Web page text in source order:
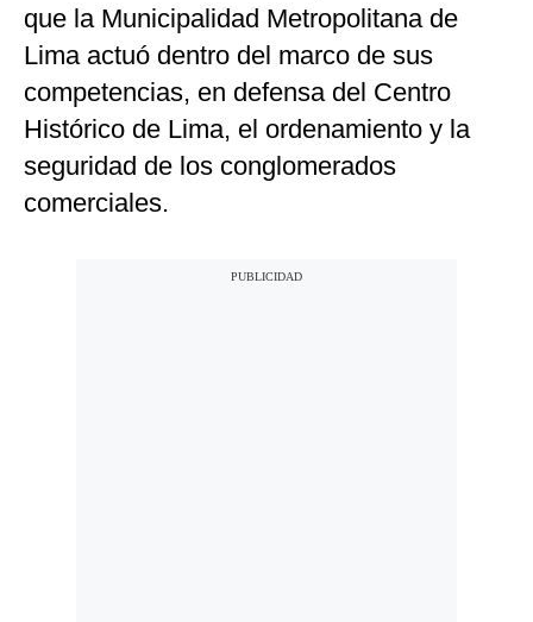
que la Municipalidad Metropolitana de
Lima actuó dentro del marco de sus
competencias, en defensa del Centro
Histórico de Lima, el ordenamiento y la
seguridad de los conglomerados
comerciales.